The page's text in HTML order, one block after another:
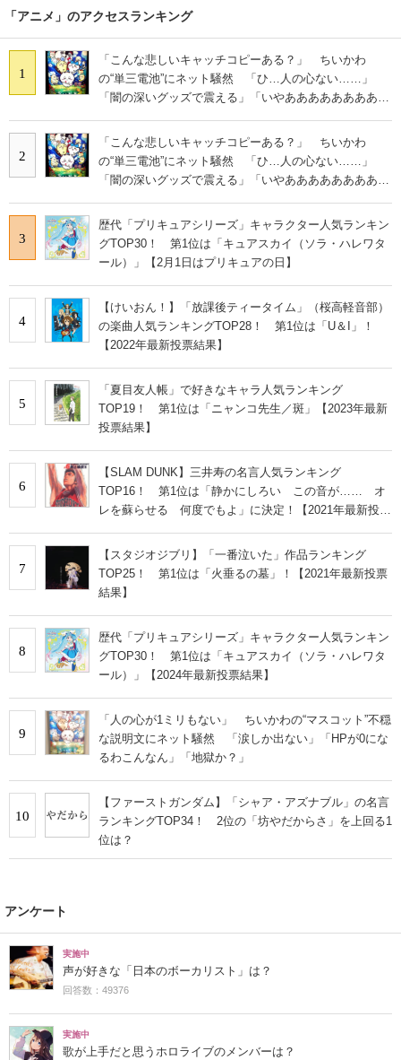
「アニメ」のアクセスランキング
1
「こんな悲しいキャッチコピーある？」 ちいかわ
の“単三電池”にネット騒然 「ひ…人の心ない……」
「闇の深いグッズで震える」「いやあああああああああ
2
「こんな悲しいキャッチコピーある？」 ちいかわ
の“単三電池”にネット騒然 「ひ…人の心ない……」
「闇の深いグッズで震える」「いやあああああああああ
3
歴代「プリキュアシリーズ」キャラクター人気ランキン
グTOP30！ 第1位は「キュアスカイ（ソラ・ハレワタ
ール）」【2月1日はプリキュアの日】
4
【けいおん！】「放課後ティータイム」（桜高軽音部）
の楽曲人気ランキングTOP28！ 第1位は「U＆I」！
【2022年最新投票結果】
5
「夏目友人帳」で好きなキャラ人気ランキング
TOP19！ 第1位は「ニャンコ先生／斑」【2023年最新
投票結果】
6
【SLAM DUNK】三井寿の名言人気ランキング
TOP16！ 第1位は「静かにしろい この音が…… オ
レを蘇らせる 何度でもよ」に決定！【2021年最新投票
7
【スタジオジブリ】「一番泣いた」作品ランキング
TOP25！ 第1位は「火垂るの墓」！【2021年最新投票
結果】
8
歴代「プリキュアシリーズ」キャラクター人気ランキン
グTOP30！ 第1位は「キュアスカイ（ソラ・ハレワタ
ール）」【2024年最新投票結果】
9
「人の心が1ミリもない」 ちいかわの“マスコット”不穏
な説明文にネット騒然 「涙しか出ない」「HPが0にな
るわこんなん」「地獄か？」
10
【ファーストガンダム】「シャア・アズナブル」の名言
ランキングTOP34！ 2位の「坊やだからさ」を上回る1
位は？
アンケート
実施中
声が好きな「日本のボーカリスト」は？
回答数：49376
実施中
歌が上手だと思うホロライブのメンバーは？